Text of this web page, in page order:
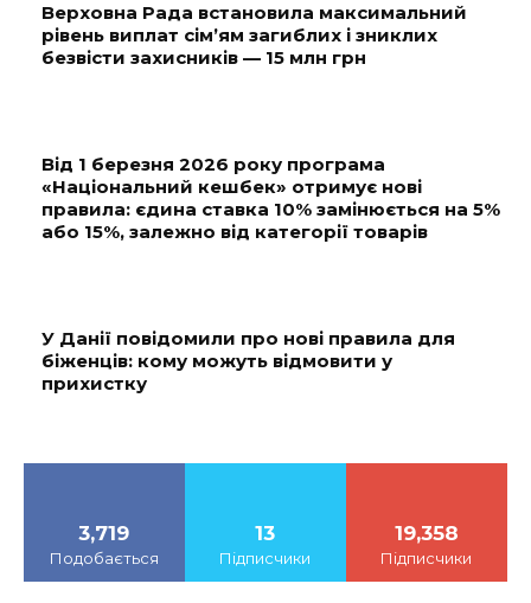
Верховна Рада встановила максимальний
рівень виплат сім’ям загиблих і зниклих
безвісти захисників — 15 млн грн
Від 1 березня 2026 року програма
«Національний кешбек» отримує нові
правила: єдина ставка 10% замінюється на 5%
або 15%, залежно від категорії товарів
У Данії повідомили про нові правила для
біженців: кому можуть відмовити у
прихистку
3,719
Подобається
13
Підписчики
19,358
Підписчики